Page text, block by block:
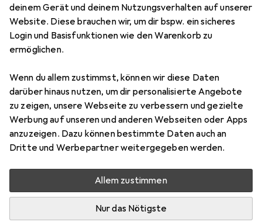
deinem Gerät und deinem Nutzungsverhalten auf unserer
Website. Diese brauchen wir, um dir bspw. ein sicheres
Login und Basisfunktionen wie den Warenkorb zu
ermöglichen.
Wenn du allem zustimmst, können wir diese Daten
darüber hinaus nutzen, um dir personalisierte Angebote
zu zeigen, unsere Webseite zu verbessern und gezielte
Werbung auf unseren und anderen Webseiten oder Apps
anzuzeigen. Dazu können bestimmte Daten auch an
Dritte und Werbepartner weitergegeben werden.
Allem zustimmen
Nur das Nötigste
5 Bilder
SnapstyleSisal Natur Teppich Klassisch
- 9 Farben in 17 Grössen
100 x 300 cm
19
Bewertungen Marke
Mehr von Snapstyle
Aktuell nicht lieferbar
Vergleichen